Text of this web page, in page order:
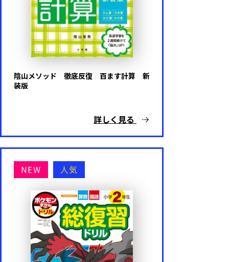
陰山メソッド 徹底反復 百ます計算 新
装版
詳しく見る
NEW 人気